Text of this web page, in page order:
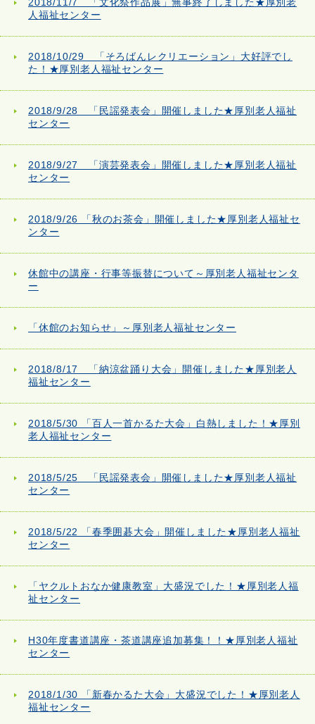
2018/11/7 「文化祭作品展」無事終了しました★厚別老
人福祉センター
2018/10/29 「そろばんレクリエーション」大好評でし
た！★厚別老人福祉センター
2018/9/28 「民謡発表会」開催しました★厚別老人福祉
センター
2018/9/27 「演芸発表会」開催しました★厚別老人福祉
センター
2018/9/26 「秋のお茶会」開催しました★厚別老人福祉セ
ンター
休館中の講座・行事等振替について～厚別老人福祉センタ
ー
「休館のお知らせ」～厚別老人福祉センター
2018/8/17 「納涼盆踊り大会」開催しました★厚別老人
福祉センター
2018/5/30 「百人一首かるた大会」白熱しました！★厚別
老人福祉センター
2018/5/25 「民謡発表会」開催しました★厚別老人福祉
センター
2018/5/22 「春季囲碁大会」開催しました★厚別老人福祉
センター
「ヤクルトおなか健康教室」大盛況でした！★厚別老人福
祉センター
H30年度書道講座・茶道講座追加募集！！★厚別老人福祉
センター
2018/1/30 「新春かるた大会」大盛況でした！★厚別老人
福祉センター